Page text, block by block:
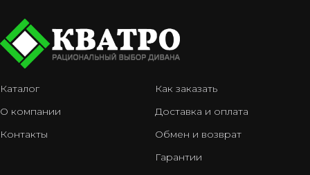
Каталог
О компании
Контакты
Как заказать
Доставка и оплата
Обмен и возврат
Гарантии